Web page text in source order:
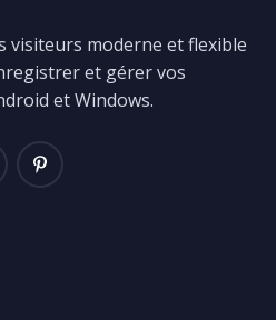
visiteurs moderne et flexible
et gérer vos
et Windows.